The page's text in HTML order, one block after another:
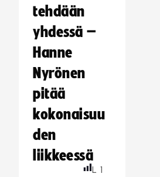
tehdään
yhdessä –
Hanne
Nyrönen
pitää
kokonaisuu
den
liikkeessä
L 1